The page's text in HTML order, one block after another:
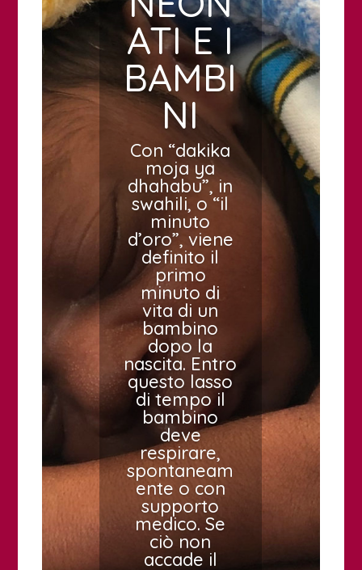
ATI E I
BAMBI
NI
Con “dakika
moja ya
dhahabu”, in
swahili, o “il
minuto
d’oro”, viene
definito il
primo
minuto di
vita di un
bambino
dopo la
nascita. Entro
questo lasso
di tempo il
bambino
deve
respirare,
spontaneam
ente o con
supporto
medico. Se
ciò non
accade il